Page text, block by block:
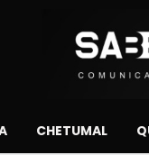
CHETUMAL